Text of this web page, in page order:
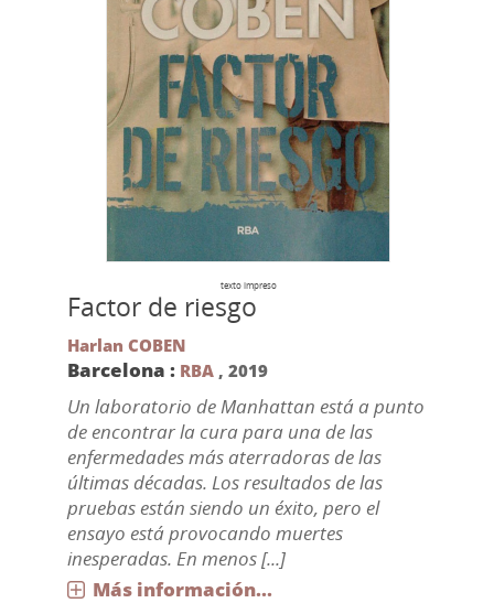
texto impreso
Factor de riesgo
Harlan COBEN
Barcelona : RBA , 2019
Un laboratorio de Manhattan está a punto
de encontrar la cura para una de las
enfermedades más aterradoras de las
últimas décadas. Los resultados de las
pruebas están siendo un éxito, pero el
ensayo está provocando muertes
inesperadas. En menos [...]
Más información...